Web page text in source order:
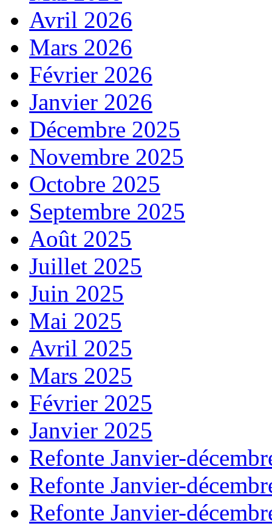
Avril 2026
Mars 2026
Février 2026
Janvier 2026
Décembre 2025
Novembre 2025
Octobre 2025
Septembre 2025
Août 2025
Juillet 2025
Juin 2025
Mai 2025
Avril 2025
Mars 2025
Février 2025
Janvier 2025
Refonte Janvier-
Refonte Janvier-
Refonte Janvier-